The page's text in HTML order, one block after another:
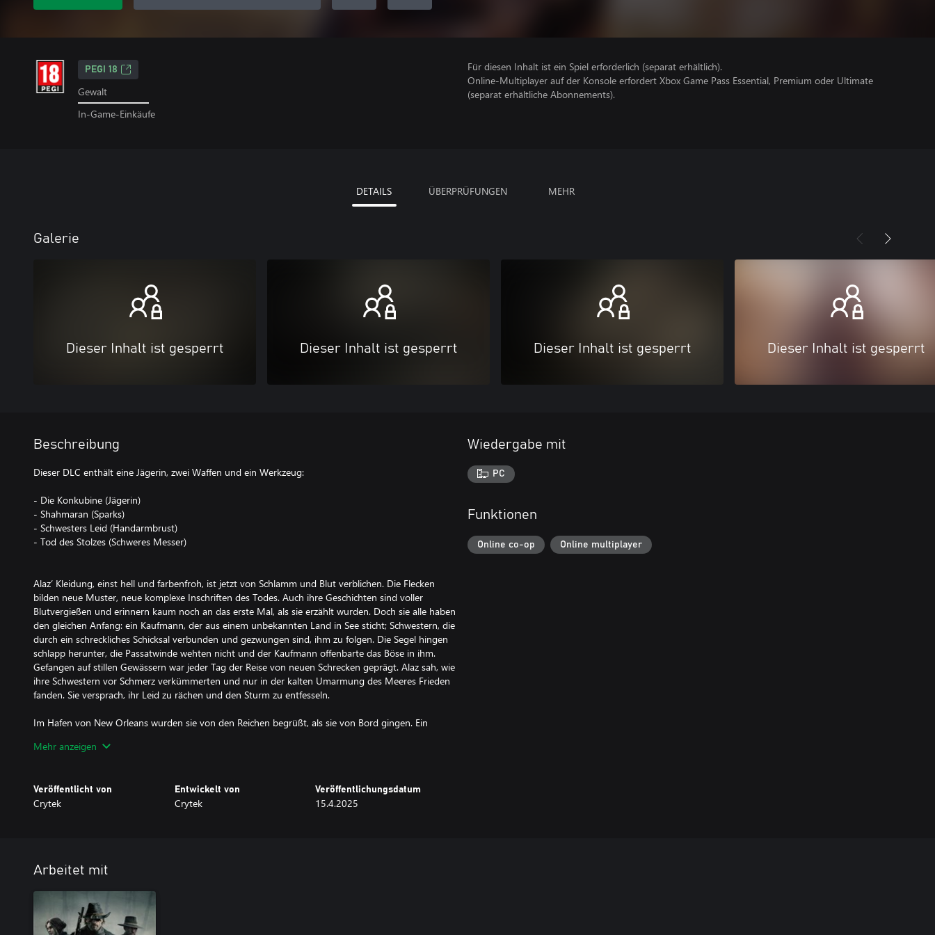
PEGI 18
Gewalt
In-Game-Einkäufe
Für diesen Inhalt ist ein Spiel erforderlich (separat erhältlich).
Online-Multiplayer auf der Konsole erfordert Xbox Game Pass Essential, Premium oder Ultimate
(separat erhältliche Abonnements).
DETAILS ÜBERPRÜFUNGEN MEHR
Galerie
Dieser Inhalt ist gesperrt Dieser Inhalt ist gesperrt Dieser Inhalt ist gesperrt Dieser Inhalt ist gesperrt
Beschreibung
Dieser DLC enthält eine Jägerin, zwei Waffen und ein Werkzeug:
- Die Konkubine (Jägerin)
- Shahmaran (Sparks)
- Schwesters Leid (Handarmbrust)
- Tod des Stolzes (Schweres Messer)
Alaz‘ Kleidung, einst hell und farbenfroh, ist jetzt von Schlamm und Blut verblichen. Die Flecken
bilden neue Muster, neue komplexe Inschriften des Todes. Auch ihre Geschichten sind voller
Blutvergießen und erinnern kaum noch an das erste Mal, als sie erzählt wurden. Doch sie alle haben
den gleichen Anfang: ein Kaufmann, der aus einem unbekannten Land in See sticht; Schwestern, die
durch ein schreckliches Schicksal verbunden und gezwungen sind, ihm zu folgen. Die Segel hingen
schlapp herunter, die Passatwinde wehten nicht und der Kaufmann offenbarte das Böse in ihm.
Gefangen auf stillen Gewässern war jeder Tag der Reise von neuen Schrecken geprägt. Alaz sah, wie
ihre Schwestern vor Schmerz verkümmerten und nur in der kalten Umarmung des Meeres Frieden
fanden. Sie versprach, ihr Leid zu rächen und den Sturm zu entfesseln.
Im Hafen von New Orleans wurden sie von den Reichen begrüßt, als sie von Bord gingen. Ein
es reichlich, um jeden gierigen Wunsch zu befriedigen, und Melodien aus Alaz‘ Heimat gesellten sich
Es dauerte nicht lange, bis der Wind heulte, das Hafenwasser kochte und Alaz sich darauf
einen raschen Tod.
Als der Sturm am Morgen nachließ, ergoss sich ein Blutfluss aus dem Sultanspalast in die
sturmgepeitschten Straßen. Die Bürger von New Orleans entdeckten die in der Haupthalle
gestapelten Leichen. Und als ratlose Menschen begannen, Fragen zu stellen, hatte Alaz ihr erstes
Mehr anzeigen
Veröffentlicht von
Crytek
Entwickelt von
Crytek
Veröffentlichungsdatum
15.4.2025
Wiedergabe mit
PC
Funktionen
Online co-op Online multiplayer
Arbeitet mit